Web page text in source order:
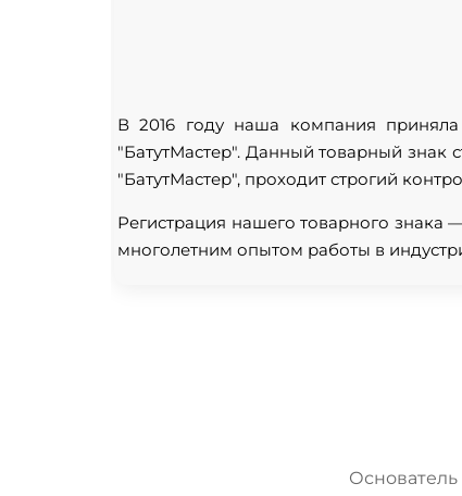
В 2016 году наша компания приняла
"БатутМастер". Данный товарный знак
"БатутМастер", проходит строгий
Регистрация нашего товарного знака
многолетним опытом работы в